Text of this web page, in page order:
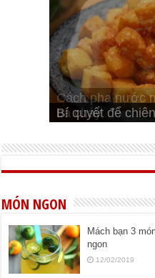
Cách pha nước
bá cháy
Bí quyết để
Cách ướp sườn
đúng vị
Cách ướp thịt
Bật mí cách
ngon
MÓN NGON
Mách bạn 3
ngon
12/02/2019